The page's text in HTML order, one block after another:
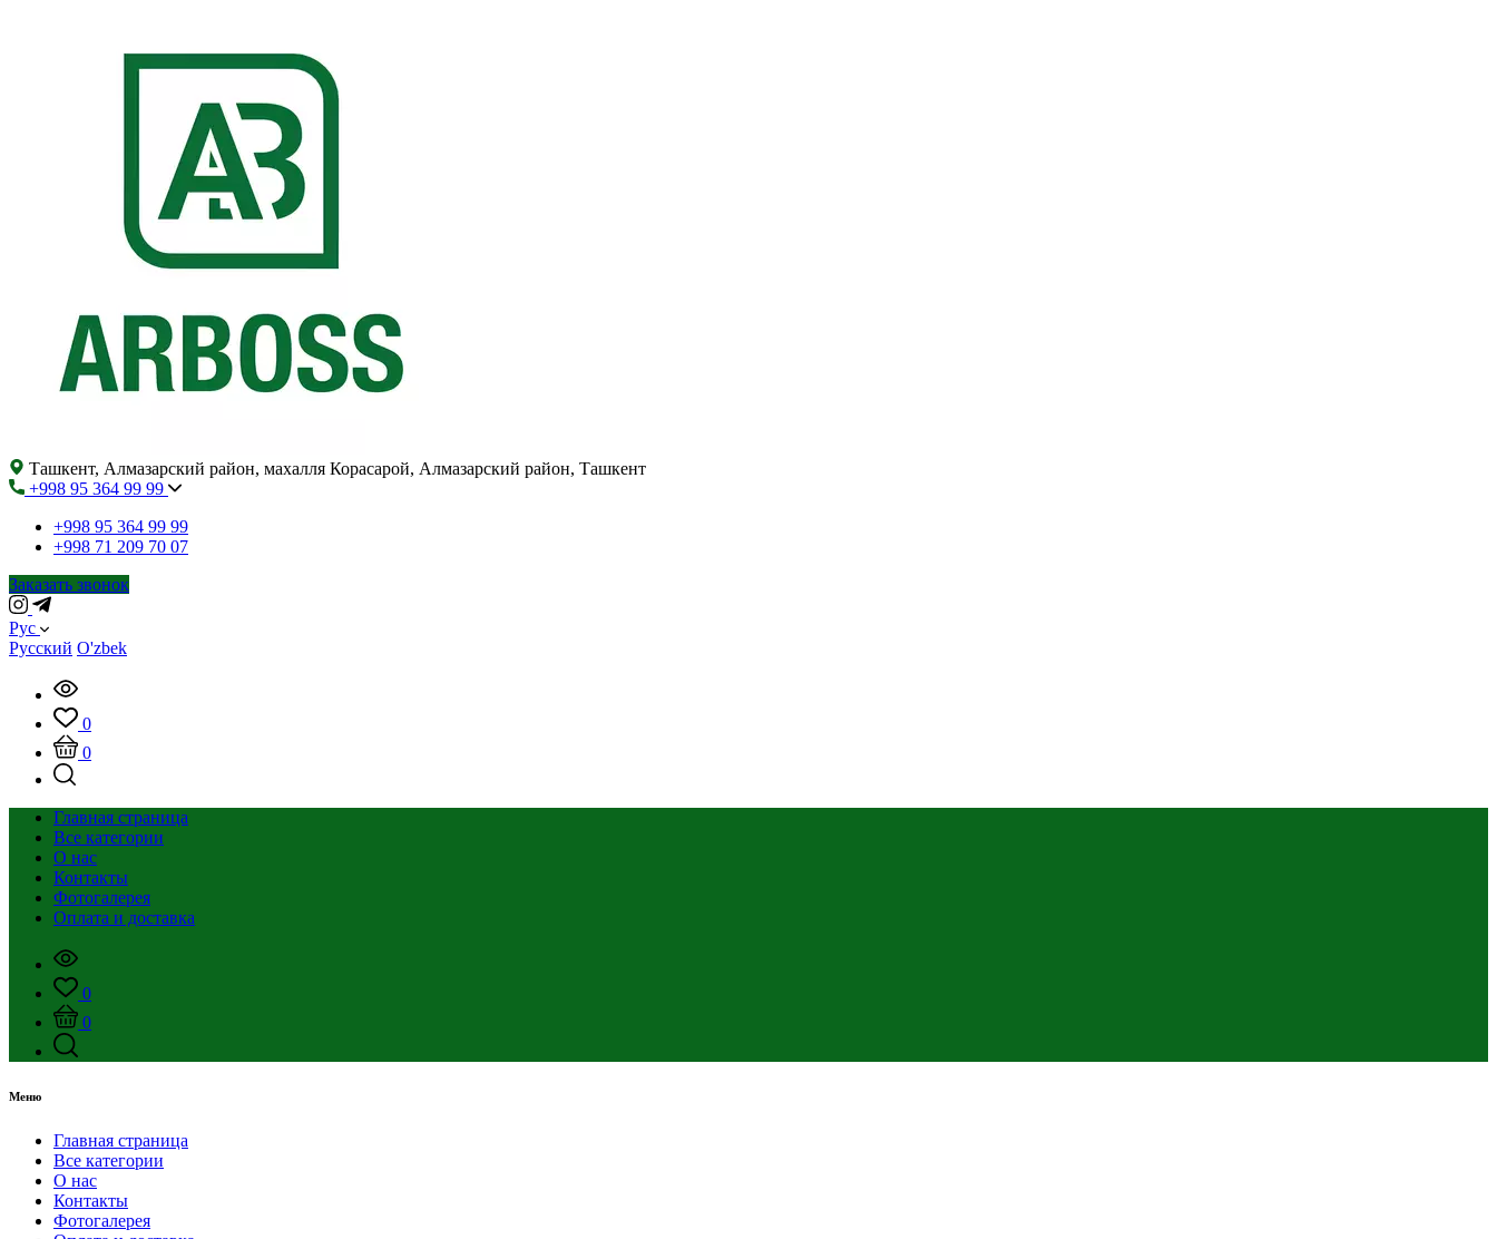
Ташкент, Алмазарский район, махалля Корасарой, Алмазарский район, Ташкент
+998 95 364 99 99
+998 95 364 99 99
+998 71 209 70 07
Заказать звонок
Рус
Русский O'zbek
0
0
Главная страница
Все категории
О нас
Контакты
Фотогалерея
Оплата и доставка
0
0
Меню
Главная страница
Все категории
О нас
Контакты
Фотогалерея